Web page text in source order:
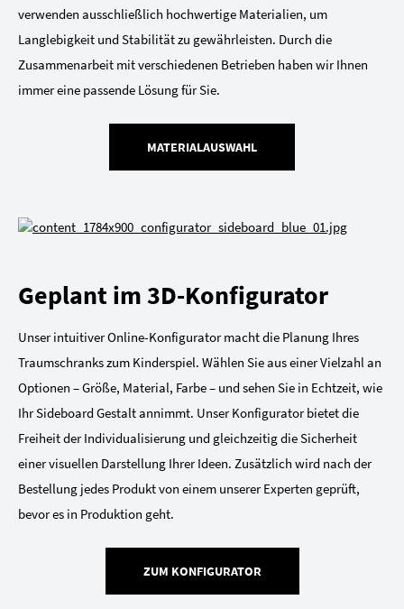
verwenden ausschließlich hochwertige Materialien, um
Langlebigkeit und Stabilität zu gewährleisten. Durch die
Zusammenarbeit mit verschiedenen Betrieben haben wir Ihnen
immer eine passende Lösung für Sie.
MATERIALAUSWAHL
Geplant im 3D-Konfigurator
Unser intuitiver Online-Konfigurator macht die Planung Ihres
Traumschranks zum Kinderspiel. Wählen Sie aus einer Vielzahl an
Optionen – Größe, Material, Farbe – und sehen Sie in Echtzeit, wie
Ihr Sideboard Gestalt annimmt. Unser Konfigurator bietet die
Freiheit der Individualisierung und gleichzeitig die Sicherheit
einer visuellen Darstellung Ihrer Ideen. Zusätzlich wird nach der
Bestellung jedes Produkt von einem unserer Experten geprüft,
bevor es in Produktion geht.
ZUM KONFIGURATOR